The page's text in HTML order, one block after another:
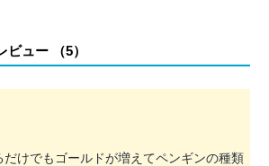
ビュー （5）
だけでもゴールドが増えてペンギンの種類